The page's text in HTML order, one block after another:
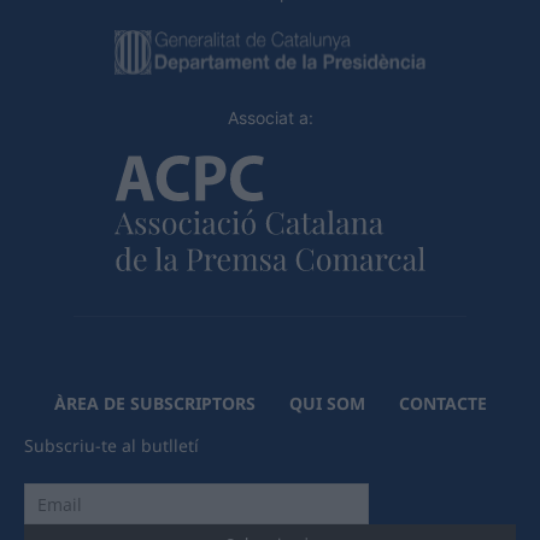
Associat a:
ÀREA DE SUBSCRIPTORS QUI SOM
CONTACTE
Subscriu-te al butlletí